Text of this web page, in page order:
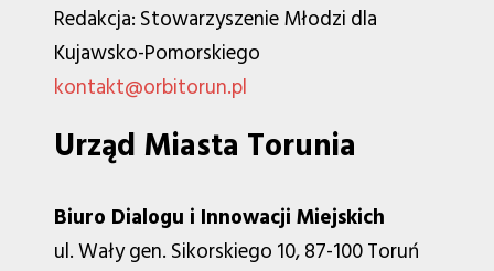
Redakcja: Stowarzyszenie Młodzi dla
Kujawsko-Pomorskiego
kontakt@orbitorun.pl
Urząd Miasta Torunia
Biuro Dialogu i Innowacji Miejskich
ul. Wały gen. Sikorskiego 10, 87-100 Toruń